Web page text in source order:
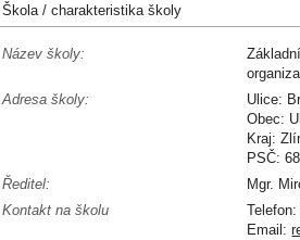
Škola / charakteristika školy
Název školy:
Adresa školy:
Ulice:
Obec:
Kraj:
PSČ:
Ředitel:
Mgr.
Kontakt na školu
Email: